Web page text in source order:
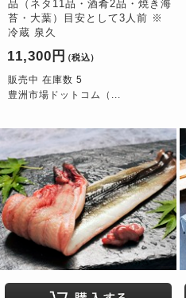
品（ネタ11品・酒肴2品・焼き海
苔・大葉）目安として3人前 ※
冷蔵 泉久
11,300円 （税込）
販売中 在庫数 5
豊洲市場ドットコム（...